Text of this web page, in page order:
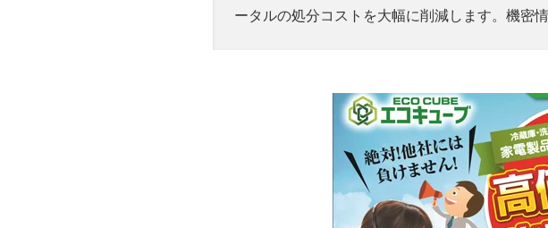
ータルの処分コストを大幅に削減します。機密